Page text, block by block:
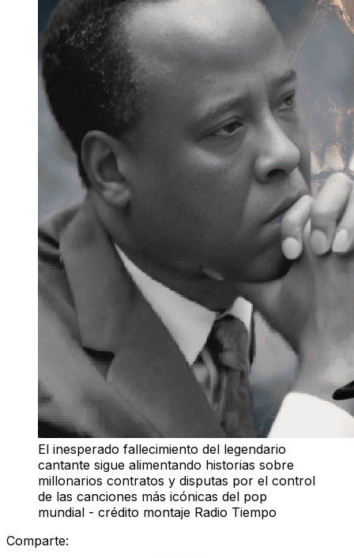
El inesperado fallecimiento del legendario
cantante sigue alimentando historias sobre
millonarios contratos y disputas por el control
de las canciones más icónicas del pop
mundial - crédito montaje Radio Tiempo
Comparte: